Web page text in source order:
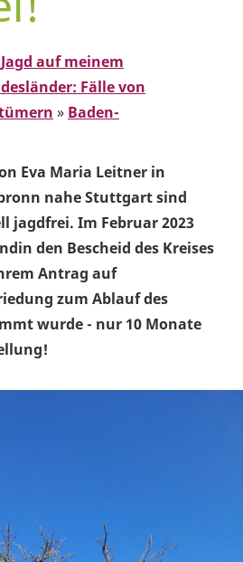
auf meinem
Fälle von
» Baden-
Eva Maria Leitner in
nahe Stuttgart sind
jagdfrei. Im Februar 2023
den Bescheid des Kreises
Antrag auf
zum Ablauf des
wurde - nur 10 Monate